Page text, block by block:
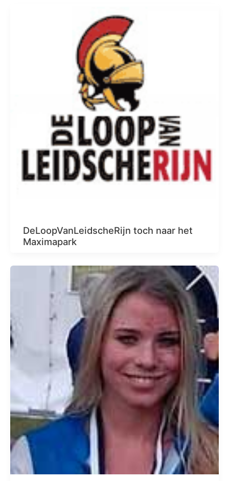
DeLoopVanLeidscheRijn toch naar het
Maximapark